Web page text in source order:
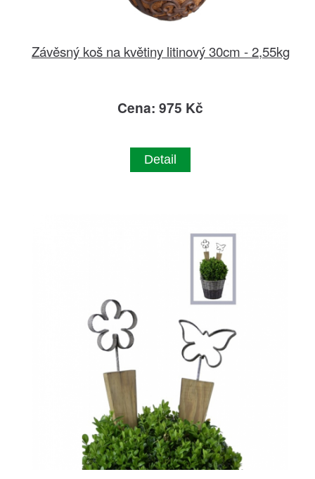
Závěsný koš na květiny litinový 30cm - 2,55kg
Cena: 975 Kč
Detail